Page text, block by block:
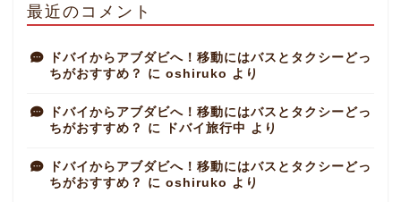
最近のコメント
ドバイからアブダビへ！移動にはバスとタクシーどっ
ちがおすすめ？
に oshiruko より
ドバイからアブダビへ！移動にはバスとタクシーどっ
ちがおすすめ？
に ドバイ旅行中 より
ドバイからアブダビへ！移動にはバスとタクシーどっ
ちがおすすめ？
に oshiruko より